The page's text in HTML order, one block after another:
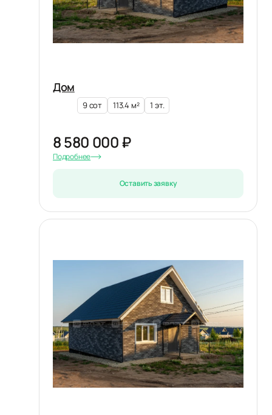
Дом
9 сот 113.4 м² 1 эт.
8 580 000 ₽
Подробнее
Оставить заявку